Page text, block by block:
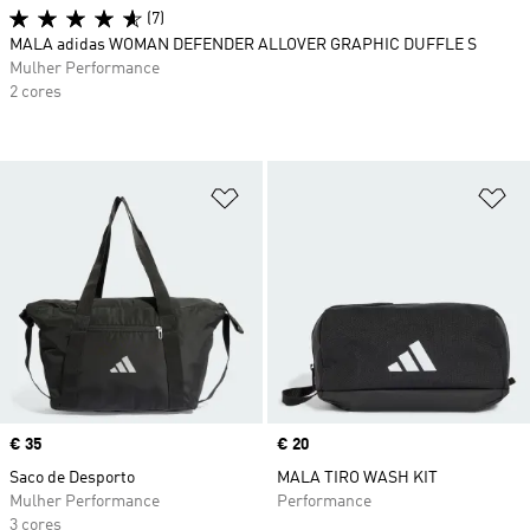
Price
€ 35
Saco de Desporto
Mulher Performance
3 cores
Price
€ 20
MALA TIRO WASH KIT
Performance
(7)
MALA adidas WOMAN DEFENDER ALLOVER GRAPHIC DUFFLE S
Mulher Performance
2 cores